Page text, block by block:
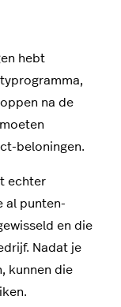
hebt
na de
beloningen.
echter
al punten-
en die
Nadat je
kunnen die